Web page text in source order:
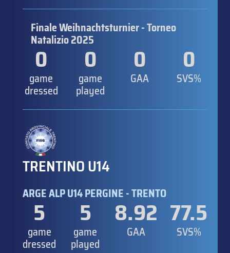
Finale Weihnachtsturnier - Torneo
Natalizio 2025
0
game
dressed
0
game
played
0
GAA
0
SVS%
TRENTINO U14
ARGE ALP U14 PERGINE - TRENTO
5
game
dressed
5
game
played
8.92
GAA
77.5
SVS%